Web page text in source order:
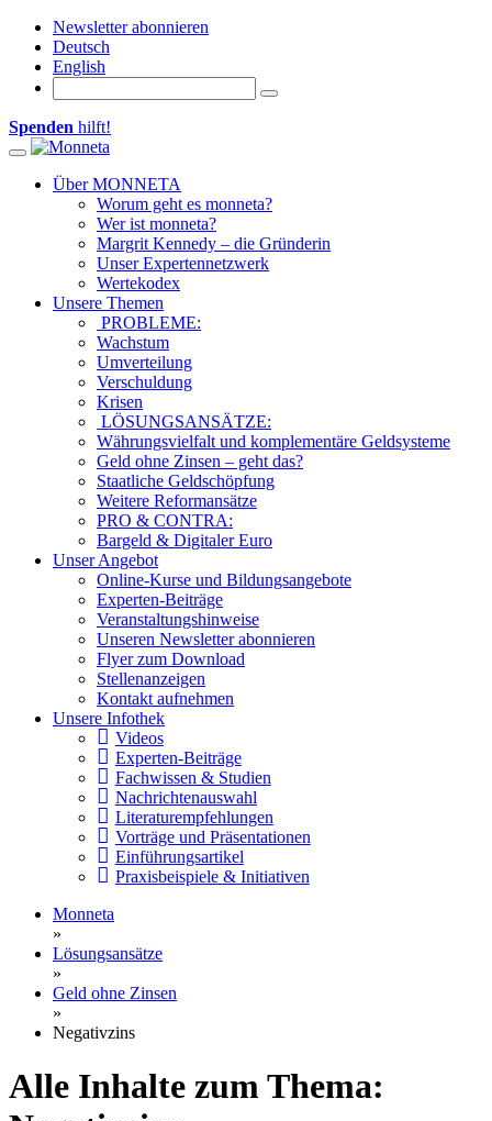
Newsletter abonnieren
Deutsch
English
Spenden hilft!
Toggle navigation
Über MONNETA
Worum geht es monneta?
Wer ist monneta?
Margrit Kennedy – die Gründerin
Unser Expertennetzwerk
Wertekodex
Unsere Themen
PROBLEME:
Wachstum
Umverteilung
Verschuldung
Krisen
LÖSUNGSANSÄTZE:
Währungsvielfalt und komplementäre Geldsysteme
Geld ohne Zinsen – geht das?
Staatliche Geldschöpfung
Weitere Reformansätze
PRO & CONTRA:
Bargeld & Digitaler Euro
Unser Angebot
Online-Kurse und Bildungsangebote
Experten-Beiträge
Veranstaltungshinweise
Unseren Newsletter abonnieren
Flyer zum Download
Stellenanzeigen
Kontakt aufnehmen
Unsere Infothek
Videos
Experten-Beiträge
Fachwissen & Studien
Nachrichtenauswahl
Literaturempfehlungen
Vorträge und Präsentationen
Einführungsartikel
Praxisbeispiele & Initiativen
Monneta
»
Lösungsansätze
»
Geld ohne Zinsen
»
Negativzins
Alle Inhalte zum Thema: